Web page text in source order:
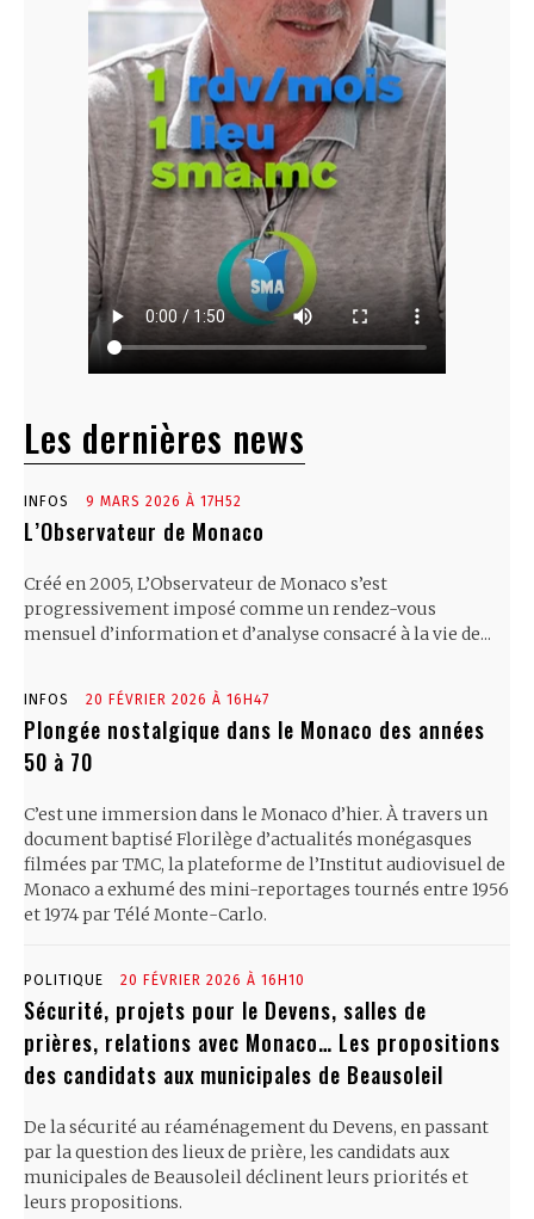
Les dernières news
INFOS 9 MARS 2026 À 17H52
L’Observateur de Monaco
Créé en 2005, L’Observateur de Monaco s’est
progressivement imposé comme un rendez-vous
mensuel d’information et d’analyse consacré à la vie de...
INFOS 20 FÉVRIER 2026 À 16H47
Plongée nostalgique dans le Monaco des années
50 à 70
C’est une immersion dans le Monaco d’hier. À travers un
document baptisé Florilège d’actualités monégasques
filmées par TMC, la plateforme de l’Institut audiovisuel de
Monaco a exhumé des mini-reportages tournés entre 1956
et 1974 par Télé Monte-Carlo.
POLITIQUE 20 FÉVRIER 2026 À 16H10
Sécurité, projets pour le Devens, salles de
prières, relations avec Monaco… Les propositions
des candidats aux municipales de Beausoleil
De la sécurité au réaménagement du Devens, en passant
par la question des lieux de prière, les candidats aux
municipales de Beausoleil déclinent leurs priorités et
leurs propositions.